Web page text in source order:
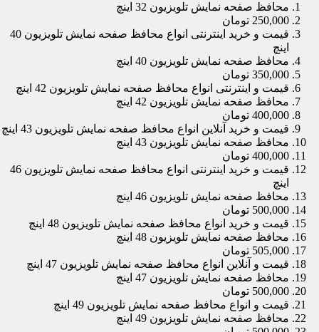
محافظ صفحه نمایش تلویزیون 32 اینچ
250,000 تومان
قیمت و خرید اینترنتی انواع محافظ صفحه نمایش تلویزیون 40
اینچ
محافظ صفحه نمایش تلویزیون 40 اینچ
350,000 تومان
قیمت و اینترنتی انواع محافظ صفحه نمایش تلویزیون 42 اینچ
محافظ صفحه نمایش تلویزیون 42 اینچ
400,000 تومان
قیمت و خرید آنلاین انواع محافظ صفحه نمایش تلویزیون 43 اینچ
محافظ صفحه نمایش تلویزیون 43 اینچ
400,000 تومان
قیمت و خرید اینترنتی انواع محافظ صفحه نمایش تلویزیون 46
اینچ
محافظ صفحه نمایش تلویزیون 46 اینچ
500,000 تومان
قیمت و خرید انواع محافظ صفحه نمایش تلویزیون 48 اینچ
محافظ صفحه نمایش تلویزیون 48 اینچ
505,000 تومان
قیمت و آنلاین انواع محافظ صفحه نمایش تلویزیون 47 اینچ
محافظ صفحه نمایش تلویزیون 47 اینچ
500,000 تومان
قیمت و انواع محافظ صفحه نمایش تلویزیون 49 اینچ
محافظ صفحه نمایش تلویزیون 49 اینچ